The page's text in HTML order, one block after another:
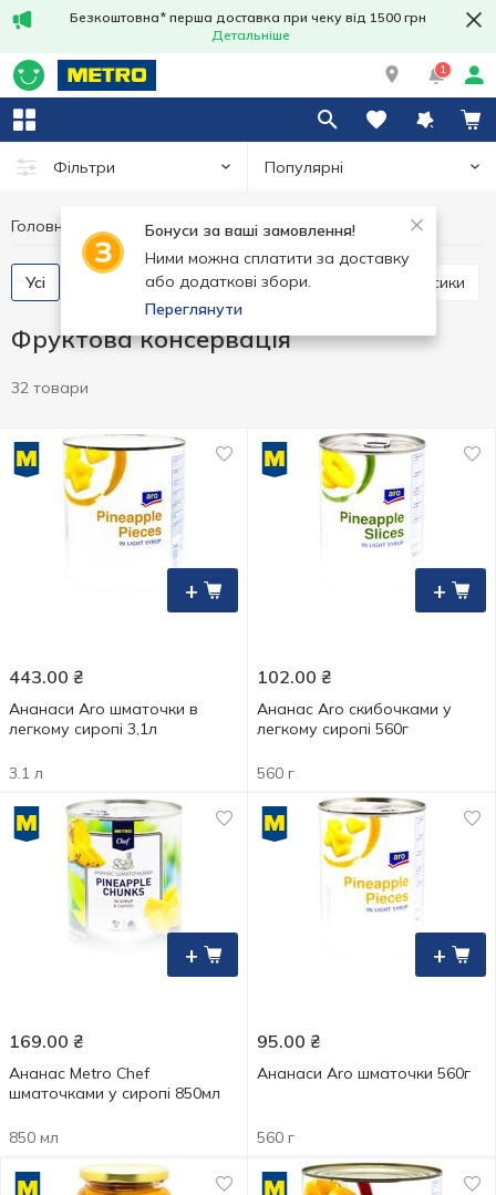
Безкоштовна* перша доставка при чеку від 1500 грн
Детальніше
1
Фільтри Популярні
Бонуси за ваші замовлення!
Ними можна сплатити за доставку
або додаткові збори.
Переглянути
Головна Консерви Фруктова консервація
Усі Консервовані ананаси Консервовані персики
Фруктова консервація
32 товари
+
443.00 ₴
Ананаси Aro шматочки в
легкому сиропі 3,1л
3.1 л
+
102.00 ₴
Ананас Aro скибочками у
легкому сиропі 560г
560 г
+
169.00 ₴
Ананас Metro Chef
шматочками у сиропі 850мл
850 мл
+
95.00 ₴
Ананаси Aro шматочки 560г
560 г